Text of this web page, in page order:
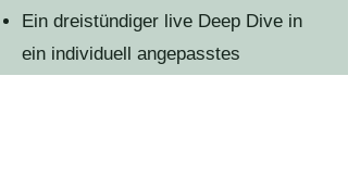
Ein dreistündiger live Deep Dive in
ein individuell angepasstes